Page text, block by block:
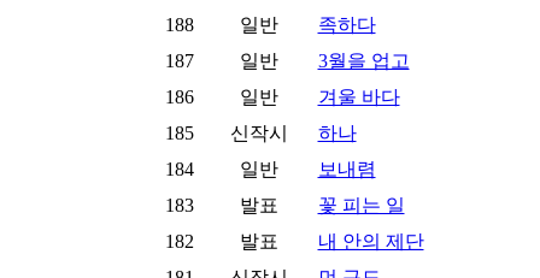
188
일반
족하다
187
일반
3월을 업고
186
일반
겨울 바다
185
신작시
하나
184
일반
보내렴
183
발표
꽃 피는 일
182
발표
내 안의 제단